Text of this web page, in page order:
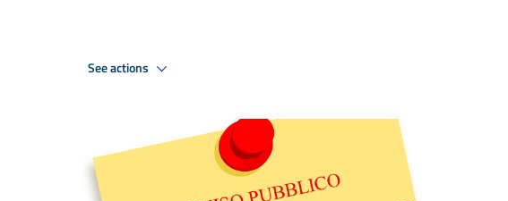
See actions